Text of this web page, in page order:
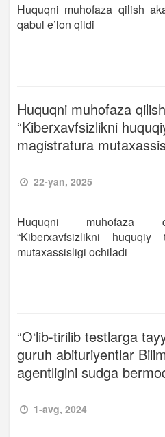
Huquqni muhofaza qilish
qabul e’lon qildi
Huquqni muhofaza
“Kiberxavfsizlikni
magistratura
22-yan, 2025
Huquqni muhofaza
“Kiberxavfsizlikni huquqiy
mutaxassisligi ochiladi
“O‘lib-tirilib testlarga
guruh abituriyentlar
agentligini sudga
1-avg, 2024